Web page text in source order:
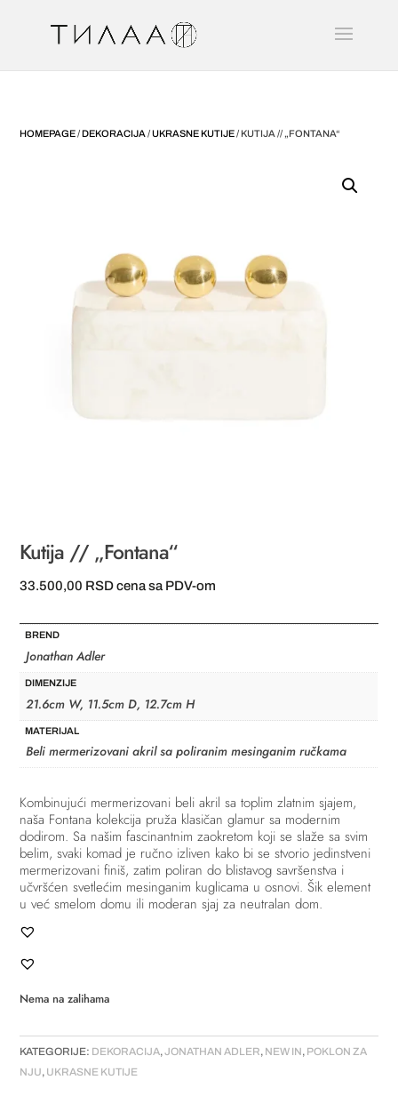
HOMEPAGE/DEKORACIJA /UKRASNE KUTIJE/ KUTIJA // „FONTANA“
Kutija // „Fontana“
33.500,00 RSD cena sa PDV-om
BREND
Jonathan Adler
DIMENZIJE
21.6cm W, 11.5cm D, 12.7cm H
MATERIJAL
Beli mermerizovani akril sa poliranim mesinganim ručkama
Kombinujući mermerizovani beli akril sa toplim zlatnim sjajem,
naša Fontana kolekcija pruža klasičan glamur sa modernim
dodirom. Sa našim fascinantnim zaokretom koji se slaže sa svim
belim, svaki komad je ručno izliven kako bi se stvorio jedinstveni
mermerizovani finiš, zatim poliran do blistavog savršenstva i
učvršćen svetlećim mesinganim kuglicama u osnovi. Šik element
u već smelom domu ili moderan sjaj za neutralan dom.
Nema na zalihama
KATEGORIJE: DEKORACIJA,JONATHAN ADLER, NEW IN, POKLON ZA
NJU, UKRASNE KUTIJE